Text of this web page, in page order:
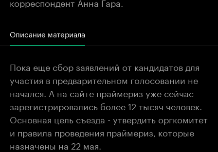
Описание материала
Пока еще сбор заявлений от кандидатов для
участия в предварительном голосовании не
начался. А на сайте праймериз уже сейчас
зарегистрировались более 12 тысяч человек.
Основная цель съезда - утвердить оргкомитет
и правила проведения праймериз, которые
назначены на 22 мая.